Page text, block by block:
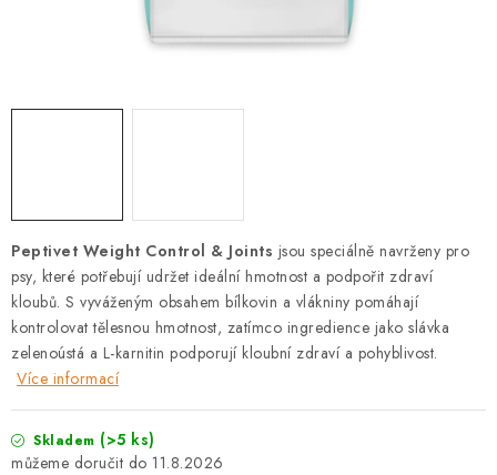
VÝMĚNA, VRÁCENÍ A REKLAMACE
Výměna, vrácení a reklamace
FAQ
Peptivet Weight Control & Joints jsou speciálně navrženy pro
psy, které potřebují udržet ideální hmotnost a podpořit zdraví
kloubů. S vyváženým obsahem bílkovin a vlákniny pomáhají
kontrolovat tělesnou hmotnost, zatímco ingredience jako slávka
zelenoústá a L-karnitin podporují kloubní zdraví a pohyblivost.
Více informací
Skladem (>5 ks)
11.8.2026